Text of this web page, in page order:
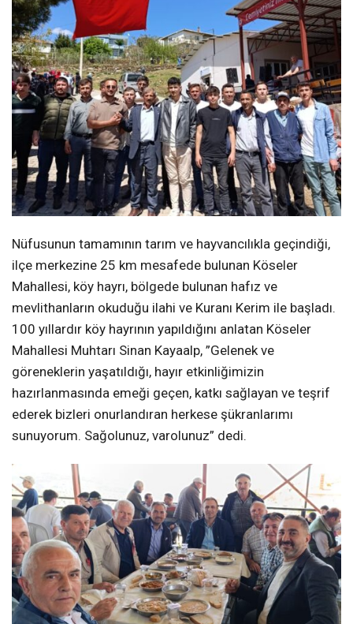
Nüfusunun tamamının tarım ve hayvancılıkla geçindiği,
ilçe merkezine 25 km mesafede bulunan Köseler
Mahallesi, köy hayrı, bölgede bulunan hafız ve
mevlithanların okuduğu ilahi ve Kuranı Kerim ile başladı.
100 yıllardır köy hayrının yapıldığını anlatan Köseler
Mahallesi Muhtarı Sinan Kayaalp, ”Gelenek ve
göreneklerin yaşatıldığı, hayır etkinliğimizin
hazırlanmasında emeği geçen, katkı sağlayan ve teşrif
ederek bizleri onurlandıran herkese şükranlarımı
sunuyorum. Sağolunuz, varolunuz” dedi.